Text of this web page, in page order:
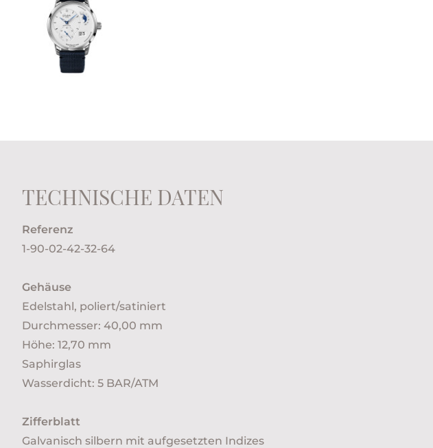
TECHNISCHE DATEN
Referenz
1-90-02-42-32-64
Gehäuse
Edelstahl, poliert/satiniert
Durchmesser: 40,00 mm
Höhe: 12,70 mm
Saphirglas
Wasserdicht: 5 BAR/ATM
Zifferblatt
Galvanisch silbern mit aufgesetzten Indizes